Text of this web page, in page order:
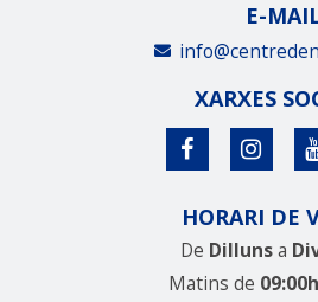
E-
XARXES
HORARI DE
De Dillunsa
Matins de